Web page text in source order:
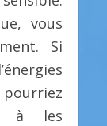
vous
Si
à les